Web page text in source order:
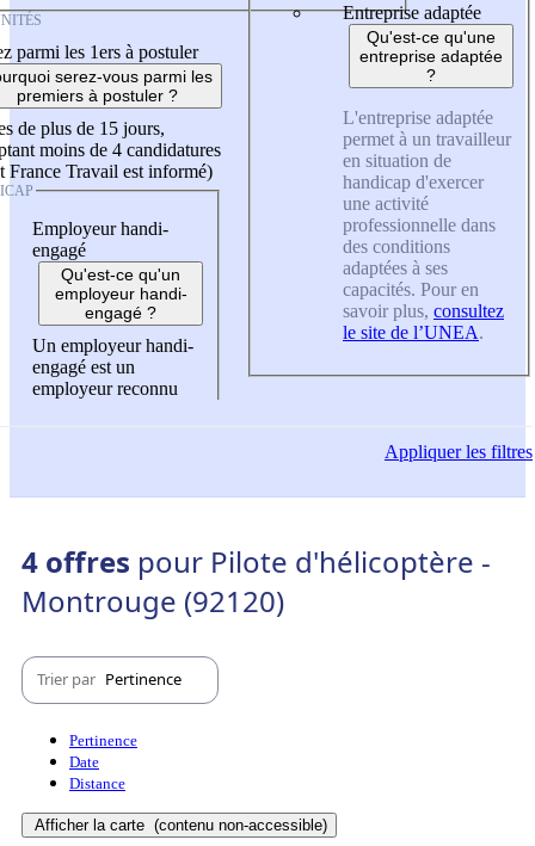
parmi les 1ers à postuler
serez-vous parmi les
premiers à postuler ?
de plus de 15 jours,
moins de 4 candidatures
France Travail est informé)
Employeur handi-
engagé
Qu'est-ce qu'un
employeur handi-
engagé ?
Un employeur handi-
engagé est un
employeur reconnu
Entreprise adaptée
Qu'est-ce qu'une
entreprise adaptée
?
L'entreprise adaptée
permet à un travailleur
en situation de
handicap d'exercer
une activité
professionnelle dans
des conditions
adaptées à ses
capacités. Pour en
savoir plus, consultez
le site de l’UNEA.
Appliquerles filtres
4 offres pour Pilote d'hélicoptère -
Montrouge (92120)
Trier par Pertinence
Pertinence
Date
Distance
Afficher la carte (contenu non-accessible)